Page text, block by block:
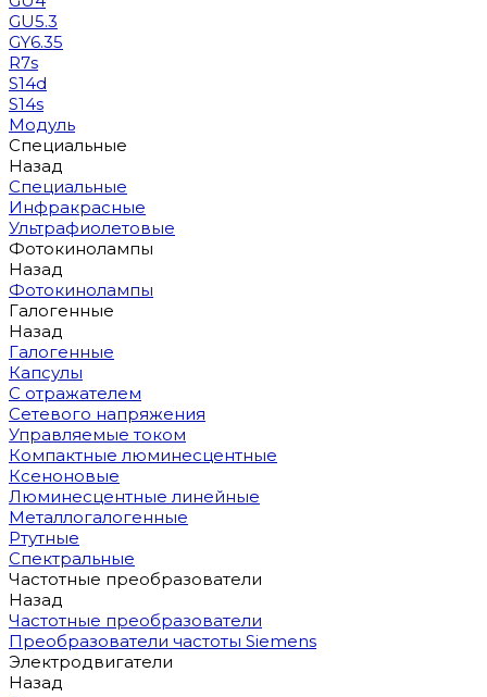
GU5.3
GY6.35
R7s
S14d
S14s
Модуль
Специальные
Назад
Специальные
Инфракрасные
Ультрафиолетовые
Фотокинолампы
Назад
Фотокинолампы
Галогенные
Назад
Галогенные
Капсулы
С отражателем
Сетевого напряжения
Управляемые током
Компактные люминесцентные
Ксеноновые
Люминесцентные линейные
Металлогалогенные
Ртутные
Спектральные
Частотные преобразователи
Назад
Частотные преобразователи
Преобразователи частоты Siemens
Электродвигатели
Назад